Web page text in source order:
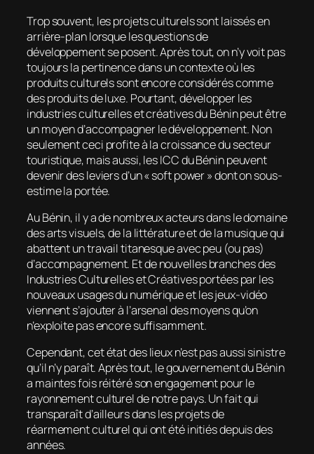
Trop souvent, les projets culturels sont laissés en
arrière-plan lorsque les questions de
développement se posent. Après tout, on n’y voit pas
toujours la pertinence dans un contexte où les
produits culturels sont encore considérés comme
des produits de luxe. Pourtant, développer les
industries culturelles et créatives du Bénin peut être
un moyen d’accompagner le développement. Non
seulement ceci profite à la croissance du secteur
touristique, mais aussi, les ICC du Bénin peuvent
devenir des leviers d’un « soft power » dont on sous-
estime la portée.
Au Bénin, il y a de nombreux acteurs dans le domaine
des arts visuels, de la littérature et de la musique qui
abattent un travail titanesque avec peu (ou pas)
d’accompagnement. Et de nouvelles branches des
Industries Culturelles et Créatives portées par les
nouveaux usages du numérique et les jeux-vidéo
viennent s’ajouter à l’arsenal des moyens qu’on
n’exploite pas encore suffisamment.
Cependant, cet état des lieux n’est pas aussi sinistre
qu’il n’y paraît. Après tout, le gouvernement du Bénin
a maintes fois réitéré son engagement pour le
rayonnement culturel de notre pays. Un fait qui
transparaît d’ailleurs dans les projets de
réarmement culturel qui ont été initiés depuis des
années.